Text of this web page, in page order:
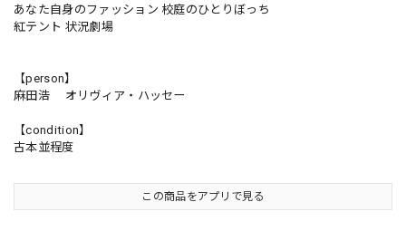
あなた自身のファッション 校庭のひとりぼっち
紅テント 状況劇場
【person】
麻田浩 オリヴィア・ハッセー
【condition】
古本並程度
この商品をアプリで見る